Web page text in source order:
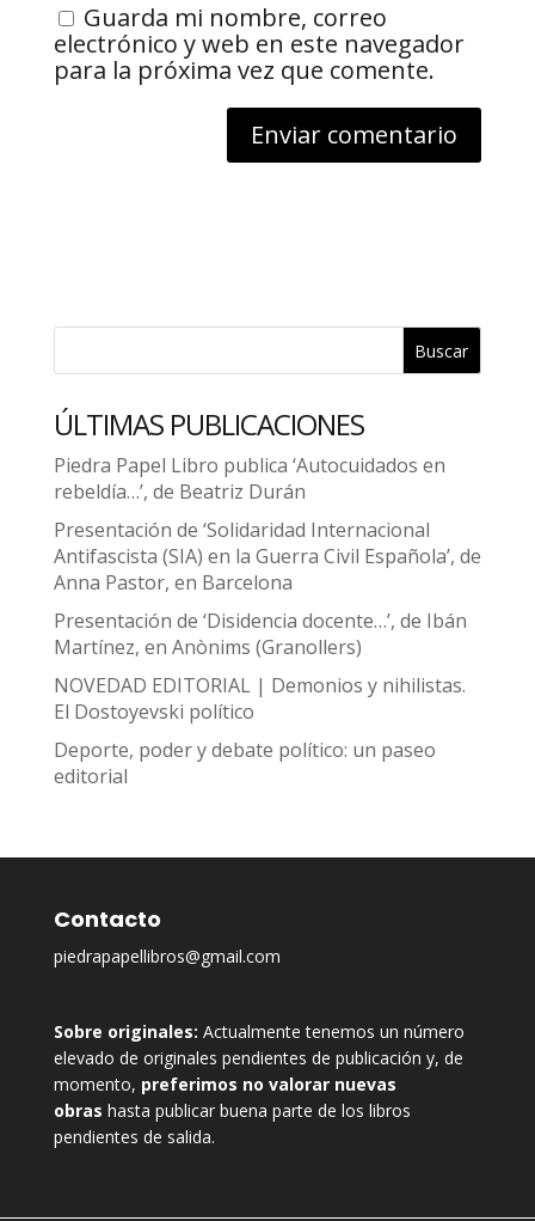
Guarda mi nombre, correo
electrónico y web en este navegador
para la próxima vez que comente.
Buscar
ÚLTIMAS PUBLICACIONES
Piedra Papel Libro publica ‘Autocuidados en
rebeldía…’, de Beatriz Durán
Presentación de ‘Solidaridad Internacional
Antifascista (SIA) en la Guerra Civil Española’, de
Anna Pastor, en Barcelona
Presentación de ‘Disidencia docente…’, de Ibán
Martínez, en Anònims (Granollers)
NOVEDAD EDITORIAL | Demonios y nihilistas.
El Dostoyevski político
Deporte, poder y debate político: un paseo
editorial
Contacto
piedrapapellibros@gmail.com
Sobre originales: Actualmente tenemos un número
elevado de originales pendientes de publicación y, de
momento, preferimos no valorar nuevas
obras hasta publicar buena parte de los libros
pendientes de salida.